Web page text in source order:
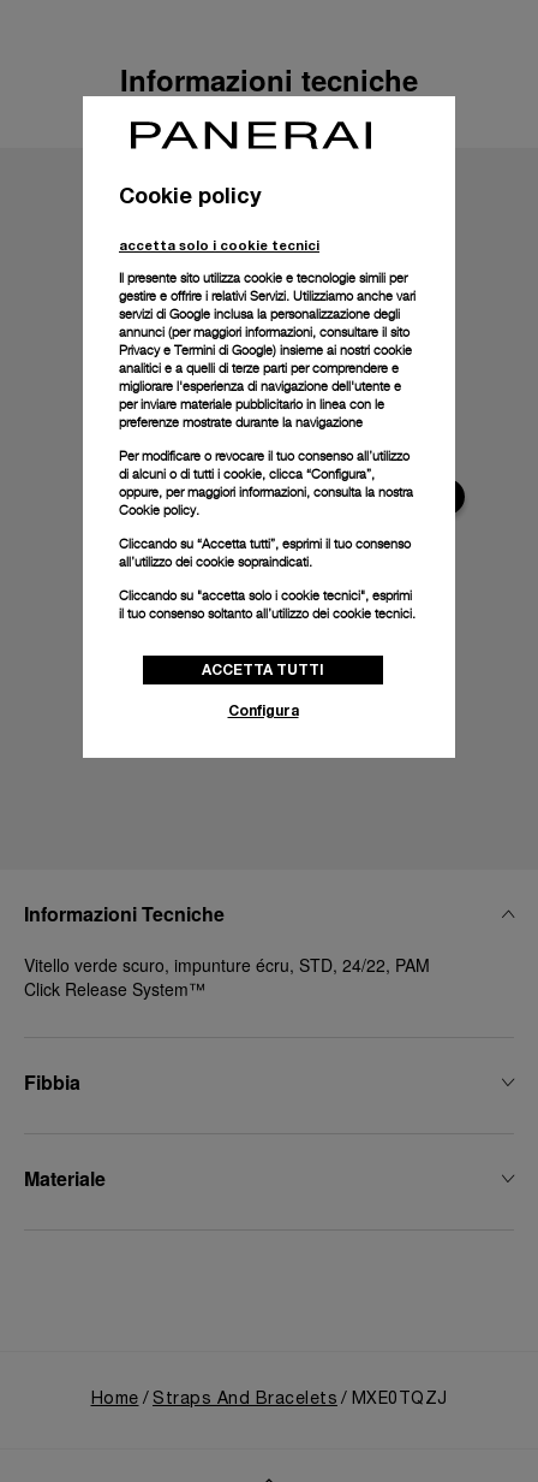
Informazioni tecniche
Informazioni Tecniche
Vitello verde scuro, impunture écru, STD, 24/22, PAM
Click Release System™
Fibbia
Materiale
Home Straps And Bracelets MXE0TQZJ
Cookie policy
accetta solo i cookie tecnici
Il presente sito utilizza cookie e tecnologie simili per
gestire e offrire i relativi Servizi. Utilizziamo anche vari
servizi di Google inclusa la personalizzazione degli
annunci (per maggiori informazioni, consultare il sito
Privacy e Termini di Google) insieme ai nostri cookie
analitici e a quelli di terze parti per comprendere e
migliorare l'esperienza di navigazione dell'utente e
per inviare materiale pubblicitario in linea con le
preferenze mostrate durante la navigazione
Per modificare o revocare il tuo consenso all’utilizzo
di alcuni o di tutti i cookie, clicca “Configura”,
oppure, per maggiori informazioni, consulta la nostra
Cookie policy.
Cliccando su “Accetta tutti”, esprimi il tuo consenso
all’utilizzo dei cookie sopraindicati.
Cliccando su "accetta solo i cookie tecnici", esprimi
il tuo consenso soltanto all’utilizzo dei cookie tecnici.
ACCETTA TUTTI
Configura